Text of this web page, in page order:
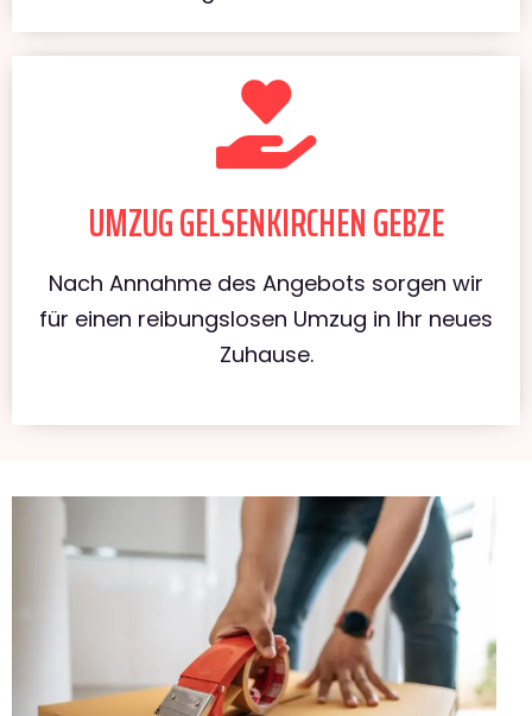
UMZUG GELSENKIRCHEN GEBZE
Nach Annahme des Angebots sorgen wir
für einen reibungslosen Umzug in Ihr neues
Zuhause.